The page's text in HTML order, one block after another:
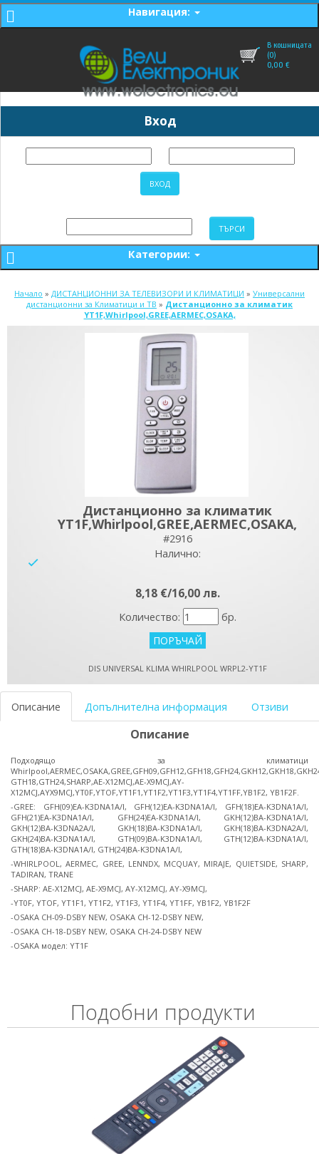
Навигация:
В кошницата
(0)
0,00 €
Вход
Категории:
Начало » ДИСТАНЦИОННИ ЗА ТЕЛЕВИЗОРИ И КЛИМАТИЦИ » Универсални
дистанционни за Климатици и ТВ » Дистанционно за климатик
YT1F,Whirlpool,GREE,AERMEC,OSAKA,
Дистанционно за климатик
YT1F,Whirlpool,GREE,AERMEC,OSAKA,
#2916
Налично:
8,18 €/16,00 лв.
Количество: бр.
DIS UNIVERSAL KLIMA WHIRLPOOL WRPL2-YT1F
Описание Допълнителна информация Отзиви
Описание
Подходящо за климатици
GTH18,GTH24,SHARP,AE-X12MCJ,AE-X9MCJ,AY-
X12MCJ,AYX9MCJ,YT0F,YTOF,YT1F1,YT1F2,YT1F3,YT1F4,YT1FF,YB1F2, YB1F2F.
-GREE: GFH(09)EA-K3DNA1A/I, GFH(12)EA-K3DNA1A/I, GFH(18)EA-K3DNA1A/I,
GFH(21)EA-K3DNA1A/I, GFH(24)EA-K3DNA1A/I, GKH(12)BA-K3DNA1A/I,
GKH(12)BA-K3DNA2A/I, GKH(18)BA-K3DNA1A/I, GKH(18)BA-K3DNA2A/I,
GKH(24)BA-K3DNA1A/I, GTH(09)BA-K3DNA1A/I, GTH(12)BA-K3DNA1A/I,
GTH(18)BA-K3DNA1A/I, GTH(24)BA-K3DNA1A/I,
-WHIRLPOOL, AERMEC, GREE, LENNDX, MCQUAY, MIRAJE, QUIETSIDE, SHARP,
TADIRAN, TRANE
-SHARP: AE-X12MCJ, AE-X9MCJ, AY-X12MCJ, AY-X9MCJ,
-YT0F, YTOF, YT1F1, YT1F2, YT1F3, YT1F4, YT1FF, YB1F2, YB1F2F
-OSAKA CH-09-DSBY NEW, OSAKA CH-12-DSBY NEW,
-OSAKA CH-18-DSBY NEW, OSAKA CH-24-DSBY NEW
-OSAKA модел: YT1F
Подобни продукти